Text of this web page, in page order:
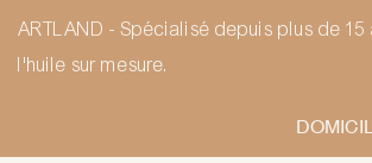
ARTLAND - Spécialisé depuis plus de
l'huile sur mesure.